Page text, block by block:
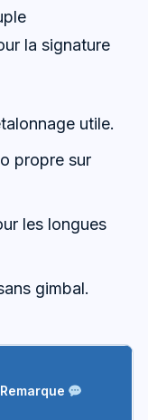
la signature
utile.
propre sur
les longues
gimbal.
Remarque